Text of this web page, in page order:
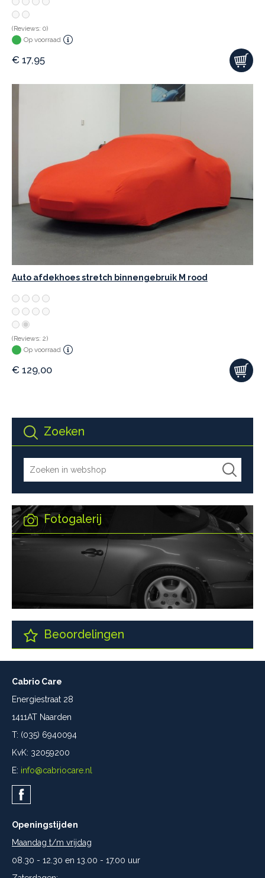
Zoeken
Fotogalerij
Beoordelingen
(Reviews: 0)
Op voorraad
€ 17,95
Auto afdekhoes stretch binnengebruik M rood
(Reviews: 2)
Op voorraad
€ 129,00
Cabrio Care
Energiestraat 28
1411AT Naarden
T: (035) 6940094
KvK: 32059200
E: info@cabriocare.nl
Openingstijden
Maandag t/m vrijdag
08.30 - 12.30 en 13.00 - 17.00 uur